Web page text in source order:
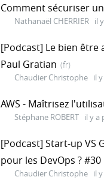
Comment sécuriser
Nathanaël CHERRIER il
[Podcast] Le bien être
Paul Gratian (fr)
Chaudier Christophe il
AWS - Maîtrisez
Stéphane ROBERT il y a
[Podcast] Start-up VS
pour les DevOps ? #30
Chaudier Christophe il